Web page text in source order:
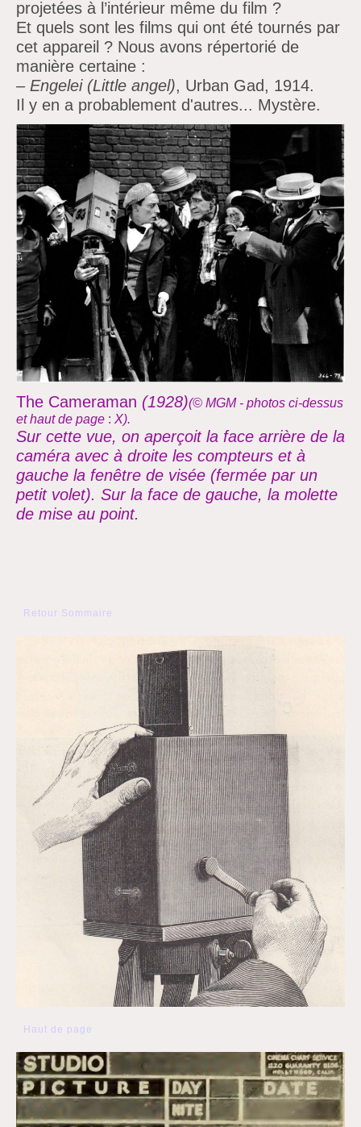
projetées à l’intérieur même du film ?
Et quels sont les films qui ont été tournés par
cet appareil ? Nous avons répertorié de
manière certaine :
– Engelei (Little angel), Urban Gad, 1914.
Il y en a probablement d'autres... Mystère.
The Cameraman (1928)(© MGM - photos ci-dessus
et haut de page : X).
Sur cette vue, on aperçoit la face arrière de la
caméra avec à droite les compteurs et à
gauche la fenêtre de visée (fermée par un
petit volet). Sur la face de gauche, la molette
de mise au point.
Retour Sommaire
Haut de page